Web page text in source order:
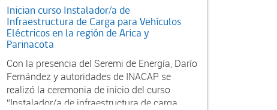
Inician curso Instalador/a de
Infraestructura de Carga para Vehículos
Eléctricos en la región de Arica y
Parinacota
Con la presencia del Seremi de Energía, Darío
Fernández y autoridades de INACAP se
realizó la ceremonia de inicio del curso
“Instalador/a de infraestructura de carga